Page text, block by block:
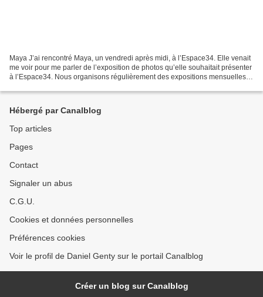
Maya J’ai rencontré Maya, un vendredi après midi, à l’Espace34. Elle venait
me voir pour me parler de l’exposition de photos qu’elle souhaitait présenter
à l’Espace34. Nous organisons régulièrement des expositions mensuelles
Hébergé par Canalblog
Top articles
Pages
Contact
Signaler un abus
C.G.U.
Cookies et données personnelles
Préférences cookies
Voir le profil de Daniel Genty sur le portail Canalblog
Créer un blog sur Canalblog